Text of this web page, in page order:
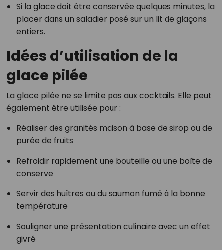
Si la glace doit être conservée quelques minutes, la
placer dans un saladier posé sur un lit de glaçons
entiers.
Idées d’utilisation de la
glace pilée
La glace pilée ne se limite pas aux cocktails. Elle peut
également être utilisée pour :
Réaliser des granités maison à base de sirop ou de
purée de fruits
Refroidir rapidement une bouteille ou une boîte de
conserve
Servir des huîtres ou du saumon fumé à la bonne
température
Souligner une présentation culinaire avec un effet
givré